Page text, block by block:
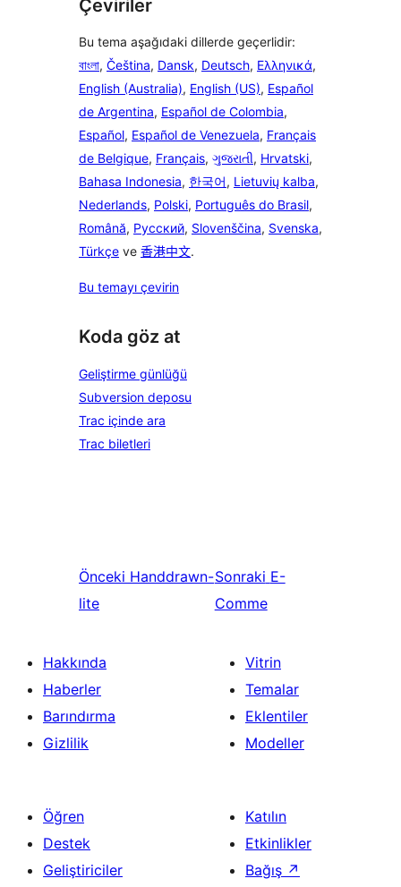
Çeviriler
Bu tema aşağıdaki dillerde geçerlidir:
বাংলা, Čeština, Dansk, Deutsch, Ελληνικά,
English (Australia), English (US), Español
de Argentina, Español de Colombia,
Español, Español de Venezuela, Français
de Belgique, Français, ગુજરાતી, Hrvatski,
Bahasa Indonesia, 한국어, Lietuvių kalba,
Nederlands, Polski, Português do Brasil,
Română, Русский, Slovenščina, Svenska,
Türkçe ve 香港中文.
Bu temayı çevirin
Koda göz at
Geliştirme günlüğü
Subversion deposu
Trac içinde ara
Trac biletleri
Önceki Handdrawn-
lite
Sonraki E-
Comme
Hakkında
Haberler
Barındırma
Gizlilik
Vitrin
Temalar
Eklentiler
Modeller
Öğren
Destek
Geliştiriciler
Katılın
Etkinlikler
Bağış ↗